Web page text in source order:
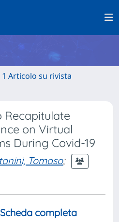
1 Articolo su rivista
Recapitulate
on Virtual
During Covid-19
Tomaso;
Scheda completa